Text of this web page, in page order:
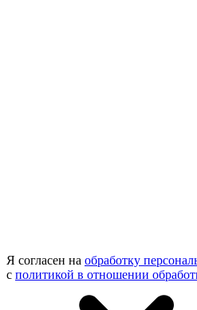
Я согласен на обработку
с политикой в отношении